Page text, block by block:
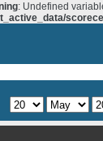
: Undefined